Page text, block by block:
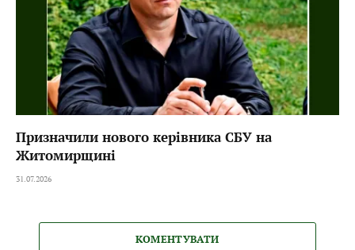
Призначили нового керівника СБУ на
Житомирщині
31.07.2026
КОМЕНТУВАТИ